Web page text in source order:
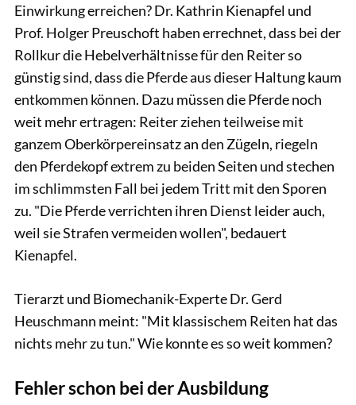
Einwirkung erreichen? Dr. Kathrin Kienapfel und
Prof. Holger Preuschoft haben errechnet, dass bei der
Rollkur die Hebelverhältnisse für den Reiter so
günstig sind, dass die Pferde aus dieser Haltung kaum
entkommen können. Dazu müssen die Pferde noch
weit mehr ertragen: Reiter ziehen teilweise mit
ganzem Oberkörpereinsatz an den Zügeln, riegeln
den Pferdekopf extrem zu beiden Seiten und stechen
im schlimmsten Fall bei jedem Tritt mit den Sporen
zu. "Die Pferde verrichten ihren Dienst leider auch,
weil sie Strafen vermeiden wollen", bedauert
Kienapfel.
Tierarzt und Biomechanik-Experte Dr. Gerd
Heuschmann meint: "Mit klassischem Reiten hat das
nichts mehr zu tun." Wie konnte es so weit kommen?
Fehler schon bei der Ausbildung